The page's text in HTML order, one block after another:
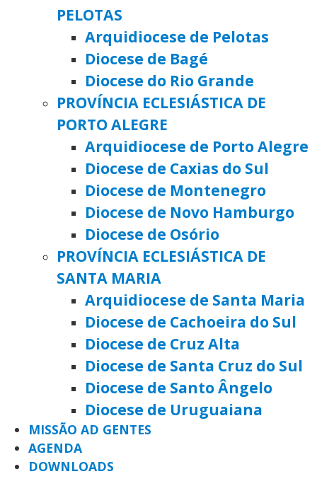
PELOTAS
Arquidiocese de Pelotas
Diocese de Bagé
Diocese do Rio Grande
PROVÍNCIA ECLESIÁSTICA DE
PORTO ALEGRE
Arquidiocese de Porto Alegre
Diocese de Caxias do Sul
Diocese de Montenegro
Diocese de Novo Hamburgo
Diocese de Osório
PROVÍNCIA ECLESIÁSTICA DE
SANTA MARIA
Arquidiocese de Santa Maria
Diocese de Cachoeira do Sul
Diocese de Cruz Alta
Diocese de Santa Cruz do Sul
Diocese de Santo Ângelo
Diocese de Uruguaiana
MISSÃO AD GENTES
AGENDA
DOWNLOADS